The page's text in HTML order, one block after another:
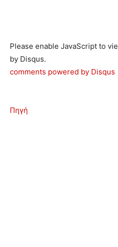
Please enable JavaScript to
by Disqus.
comments powered by Disqus
Πηγή